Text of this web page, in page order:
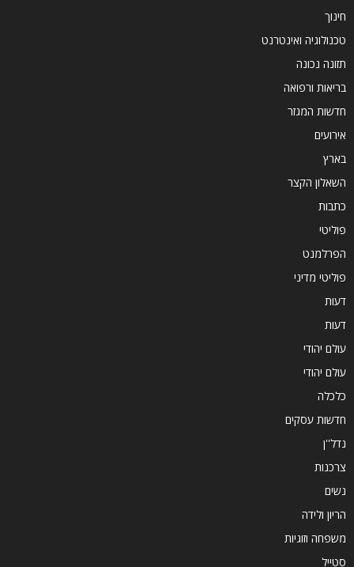
חינוך
טכנולוגיה ואינטרנט
תזונה נכונה
בריאות ורפואה
חדשות המגזר
אירועים
בארץ
השאלון הקצר
כתבות
פוליטי
הפרלמנט
פוליטי מדיני
דעות
דעות
עולם יהודי
עולם יהודי
כלכלה
חדשות עסקים
נדל''ן
צרכנות
נשים
הריון ולידה
משפחה וזוגיות
סטייל